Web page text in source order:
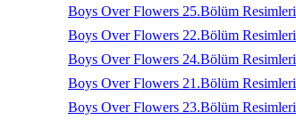
Boys Over Flowers 25.Bölüm Resimleri
Boys Over Flowers 22.Bölüm Resimleri
Boys Over Flowers 24.Bölüm Resimleri
Boys Over Flowers 21.Bölüm Resimleri
Boys Over Flowers 23.Bölüm Resimleri